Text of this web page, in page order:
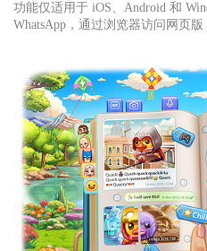
功能仅适用于 iOS、Android 和
WhatsApp，通过浏览器访问网页